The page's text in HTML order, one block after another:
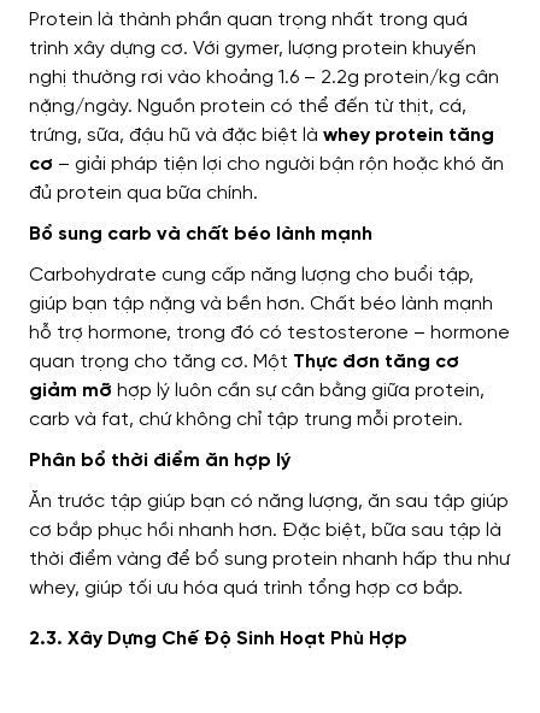
Protein là thành phần quan trọng nhất trong quá
trình xây dựng cơ. Với gymer, lượng protein khuyến
nghị thường rơi vào khoảng 1.6 – 2.2g protein/kg cân
nặng/ngày. Nguồn protein có thể đến từ thịt, cá,
trứng, sữa, đậu hũ và đặc biệt là whey protein tăng
cơ – giải pháp tiện lợi cho người bận rộn hoặc khó ăn
đủ protein qua bữa chính.
Bổ sung carb và chất béo lành mạnh
Carbohydrate cung cấp năng lượng cho buổi tập,
giúp bạn tập nặng và bền hơn. Chất béo lành mạnh
hỗ trợ hormone, trong đó có testosterone – hormone
quan trọng cho tăng cơ. Một Thực đơn tăng cơ
giảm mỡ hợp lý luôn cần sự cân bằng giữa protein,
carb và fat, chứ không chỉ tập trung mỗi protein.
Phân bổ thời điểm ăn hợp lý
Ăn trước tập giúp bạn có năng lượng, ăn sau tập giúp
cơ bắp phục hồi nhanh hơn. Đặc biệt, bữa sau tập là
thời điểm vàng để bổ sung protein nhanh hấp thu như
whey, giúp tối ưu hóa quá trình tổng hợp cơ bắp.
2.3. Xây Dựng Chế Độ Sinh Hoạt Phù Hợp